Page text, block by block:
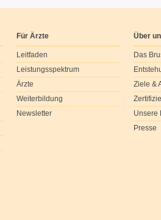
Für Ärzte
Leitfaden
Leistungsspektrum
Ärzte
Weiterbildung
Newsletter
Über
Das
Ziele &
Unsere
Presse